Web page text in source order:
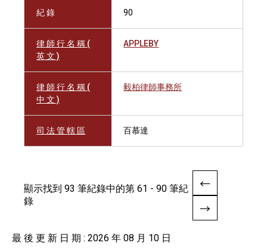
紀 錄 90
律 師 行 名 稱 (
英 文 )
APPLEBY
律 師 行 名 稱 (
中 文 )
毅柏律師事務所
司 法 管 轄 區 百慕達
顯示找到 93 筆紀錄中的第 61 - 90 筆紀
錄
最 後 更 新 日 期 : 2026 年 08 月 10 日